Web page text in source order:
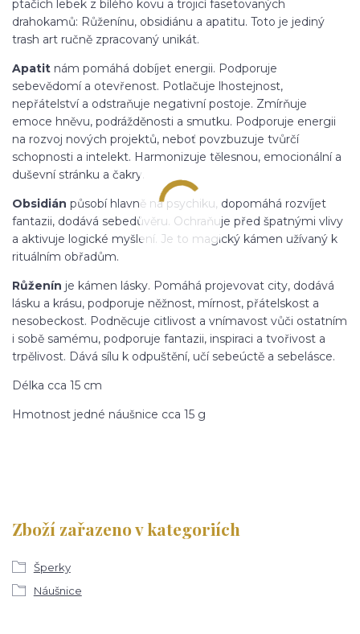
ptačích lebek z bílého kovu a trojicí fasetovaných
drahokamů: Růženínu, obsidiánu a apatitu. Toto je jediný
trash art ručně zpracovaný unikát.
Apatit nám pomáhá dobíjet energii. Podporuje
sebevědomí a otevřenost. Potlačuje lhostejnost,
nepřátelství a odstraňuje negativní postoje. Zmírňuje
emoce hněvu, podrážděnosti a smutku. Podporuje energii
na rozvoj nových projektů, neboť povzbuzuje tvůrčí
schopnosti a intelekt. Harmonizuje tělesnou, emocionální a
duševní stránku a čakry.
Obsidián působí hlavně na psychiku, dopomáhá rozvíjet
fantazii, dodává sebedůvěru. Ochraňuje před špatnými vlivy
a aktivuje logické myšlení. Je to magický kámen užívaný k
rituálním obřadům.
Růženín je kámen lásky. Pomáhá projevovat city, dodává
lásku a krásu, podporuje něžnost, mírnost, přátelskost a
nesobeckost. Podněcuje citlivost a vnímavost vůči ostatním
i sobě samému, podporuje fantazii, inspiraci a tvořivost a
trpělivost. Dává sílu k odpuštění, učí sebeúctě a sebelásce.
Délka cca 15 cm
Hmotnost jedné náušnice cca 15 g
Zboží zařazeno v kategoriích
Šperky
Náušnice